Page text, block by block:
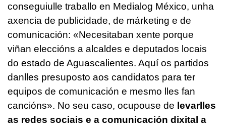
conseguiulle traballo en Medialog México, unha
axencia de publicidade, de márketing e de
comunicación: «Necesitaban xente porque
viñan eleccións a alcaldes e deputados locais
do estado de Aguascalientes. Aquí os partidos
danlles presuposto aos candidatos para ter
equipos de comunicación e mesmo lles fan
cancións». No seu caso, ocupouse de levarlles
as redes sociais e a comunicación dixital a